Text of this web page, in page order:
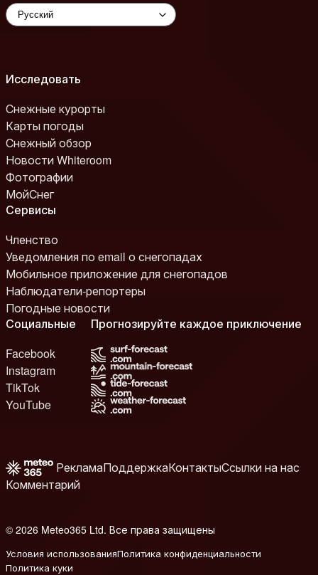
Исследовать
Снежные курорты
Карты погоды
Снежный обзор
Новости Whiteroom
Фотографии
МойСнег
Сервисы
Членство
Уведомления по email о снегопадах
Мобильное приложение для снегопадов
Наблюдатели-репортеры
Погодные новости
Социальные
Facebook
Instagram
TikTok
YouTube
Прогнозируйте каждое приключение
РекламаПоддержкаКонтактыСсылки на нас
Комментарий
© 2026 Meteo365 Ltd. Все права защищены
Условия использованияПолитика конфиденциальности
Политика куки